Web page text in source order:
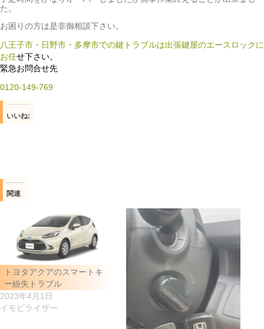
た。
お困りの方は是非御相談下さい。
八王子市・日野市・多摩市での鍵トラブルは出張鍵屋のエースロックに
お任せ下さい。
緊急お問合せ先
0120-149-769
いいね:
関連
トヨタアクアのスマートキ
ー紛失トラブル
2023年4月1日
イモビライザー